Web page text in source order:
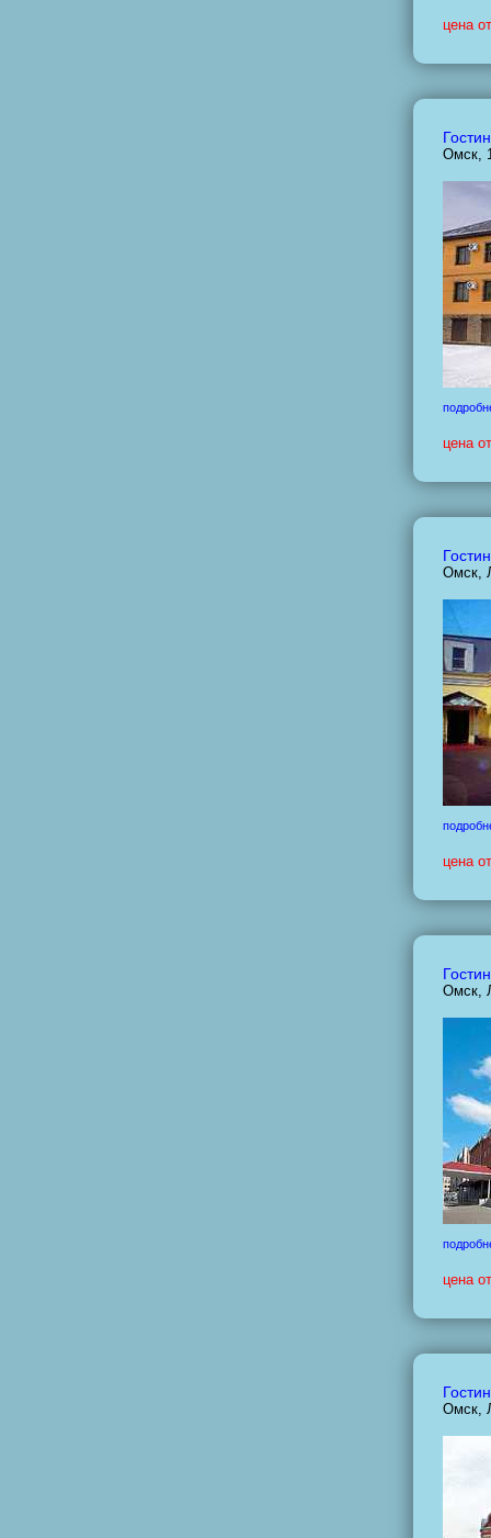
цена
Омск,
цена
Омск,
цена
Омск,
цена
Омск,